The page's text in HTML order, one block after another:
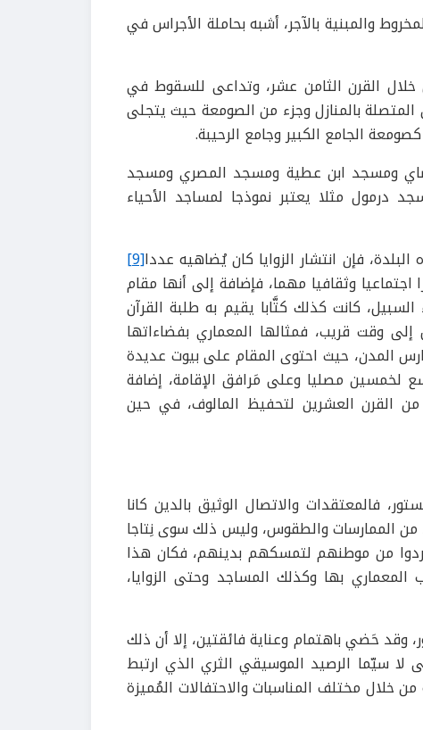
والمبنية بالآجر، أشبه بحاملة الأجراس في
القرن الثامن عشر، وتداعى للسقوط في
بالمنازل وجزء من الصومعة حيث يتجلى
الجامع الكبير وجامع الرحيبة.
ومسجد ابن عطية ومسجد المصري ومسجد
مثلا يعتبر نموذجا لمساجد الأحياء
فإن انتشار الزوايا كان يُضاهيه عددا[9]
وثقافيا مهما، فإضافة إلى أنها مقام
كانت كذلك كتَّابا يقيم به طلبة القرآن
وقت قريب، فمثالها المعماري بفضاءاتها
المدن، حيث احتوى المقام على بيوت عديدة
لخمسين مصليا وعلى مَرافق الإقامة، إضافة
القرن العشرين لتحفيظ المالوف، في حين
فالمعتقدات والاتصال الوثيق بالدين كانا
الممارسات والطقوس، وليس ذلك سوى نِتاجا
طُردوا من موطنهم لتمسكهم بدينهم، فكان هذا
المعماري بها وكذلك المساجد وحتى الزوايا،
وقد حَضي باهتمام وعناية فائقتين، إلا أن ذلك
سيّما الرصيد الموسيقي الثري الذي ارتبط
خلال مختلف المناسبات والاحتفالات المُميزة